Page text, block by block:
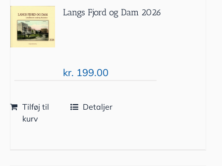
Langs Fjord og Dam 2026
kr. 199.00
Tilføj til
kurv
Detaljer